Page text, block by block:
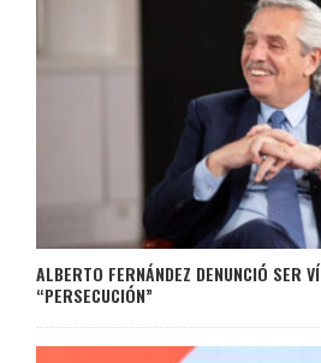
ALBERTO FERNÁNDEZ DENUNCIÓ SER
“PERSECUCIÓN”